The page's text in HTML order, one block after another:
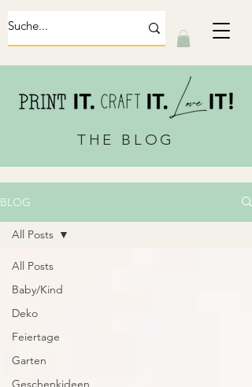
THE BLOG
BLOG
All Posts
Baby/Kind
Deko
Feiertage
Garten
Geschenkideen
All Posts